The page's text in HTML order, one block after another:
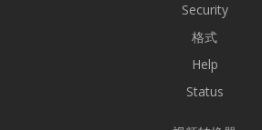
Security
格式
Help
Status